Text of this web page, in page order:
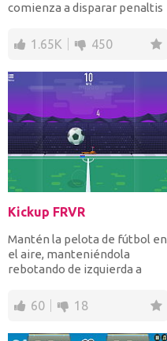
comienza a disparar penaltis
1.65K 450
Kickup FRVR
Mantén la pelota de fútbol en
el aire, manteniéndola
rebotando de izquierda a
60 18